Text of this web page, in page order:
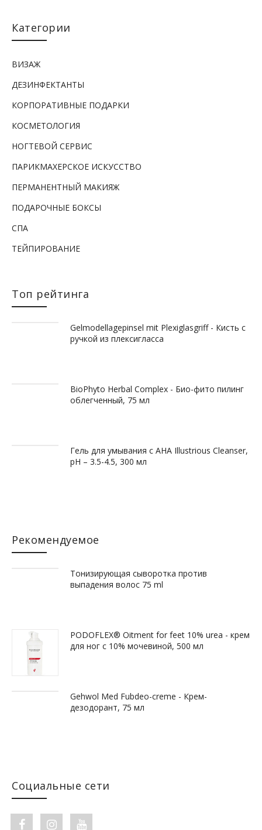
Категории
ВИЗАЖ
ДЕЗИНФЕКТАНТЫ
КОРПОРАТИВНЫЕ ПОДАРКИ
КОСМЕТОЛОГИЯ
НОГТЕВОЙ СЕРВИС
ПАРИКМАХЕРСКОЕ ИСКУССТВО
ПЕРМАНЕНТНЫЙ МАКИЯЖ
ПОДАРОЧНЫЕ БОКСЫ
СПА
ТЕЙПИРОВАНИЕ
Топ рейтинга
Gelmodellagepinsel mit Plexiglasgriff - Кисть с
ручкой из плексигласса
BioPhyto Herbal Complex - Био-фито пилинг
облегченный, 75 мл
Гель для умывания с АНА Illustrious Cleanser,
рН – 3.5-4.5, 300 мл
Рекомендуемое
Тонизирующая сыворотка против
выпадения волос 75 ml
PODOFLEX® Oitment for feet 10% urea - крем
для ног с 10% мочевиной, 500 мл
Gehwol Med Fubdeo-creme - Крем-
дезодорант, 75 мл
Социальные сети
Facebook linkInstagram link